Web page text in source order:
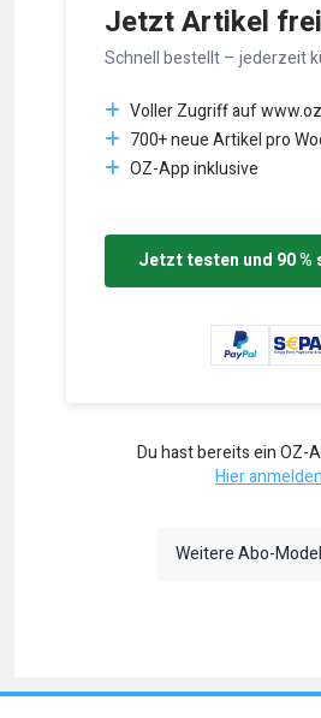
Jetzt Artikel
Schnell bestellt – jederzeit
Voller Zugriff auf
700+ neue Artikel pro
OZ-App inklusive
Jetzt testen und 90 %
Du hast bereits ein OZ-
Hier anmelden
Weitere Abo-